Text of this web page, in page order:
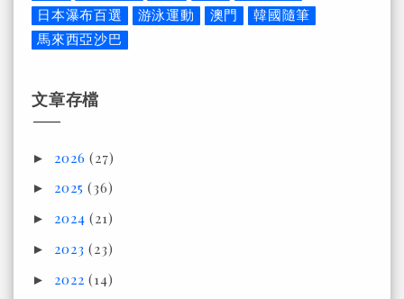
日本瀑布百選
游泳運動 澳門
韓國隨筆
馬來西亞沙巴
文章存檔
► 2026(27)
► 2025(36)
► 2024(21)
► 2023(23)
► 2022(14)